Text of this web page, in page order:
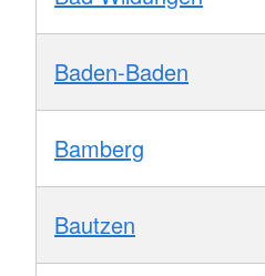
Baden-Baden
Bamberg
Bautzen